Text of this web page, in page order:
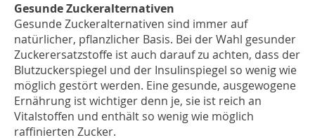
Gesunde Zuckeralternativen
Gesunde Zuckeralternativen sind immer auf
natürlicher, pflanzlicher Basis. Bei der Wahl gesunder
Zuckerersatzstoffe ist auch darauf zu achten, dass der
Blutzuckerspiegel und der Insulinspiegel so wenig wie
möglich gestört werden. Eine gesunde, ausgewogene
Ernährung ist wichtiger denn je, sie ist reich an
Vitalstoffen und enthält so wenig wie möglich
raffinierten Zucker.